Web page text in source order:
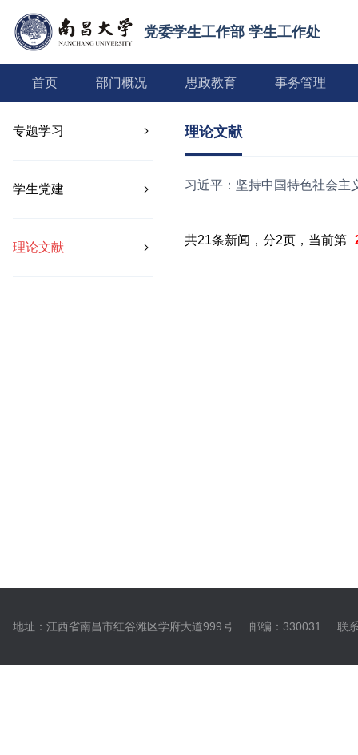
党委学生工作部 学生工作处
首页 部门概况 思政教育 事务管理
专题学习
学生党建
理论文献
理论文献
习近平：坚持中国特色社会主
共21条新闻，分2页，当前第
地址：江西省南昌市红谷滩区学府大道999号 邮编：330031 联